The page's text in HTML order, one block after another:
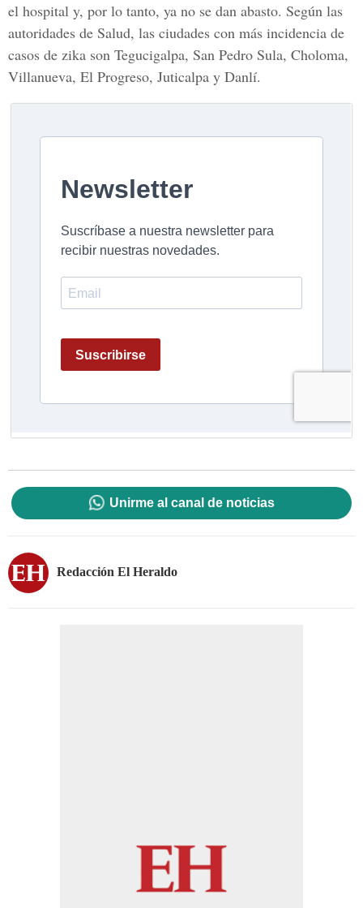
el hospital y, por lo tanto, ya no se dan abasto. Según las
autoridades de Salud, las ciudades con más incidencia de
casos de zika son Tegucigalpa, San Pedro Sula, Choloma,
Villanueva, El Progreso, Juticalpa y Danlí.
Unirme al canal de noticias
Redacción El Heraldo